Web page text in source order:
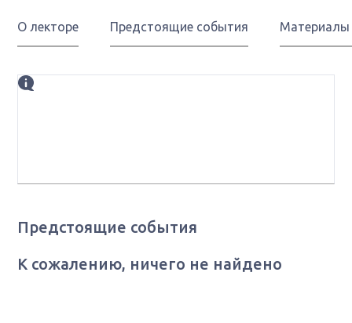
О лекторе Предстоящие события Материалы
Предстоящие события
К сожалению, ничего не найдено